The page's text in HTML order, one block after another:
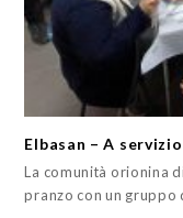
Elbasan – A
La comunità orionina
pranzo con un gruppo